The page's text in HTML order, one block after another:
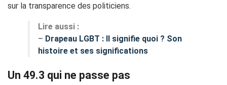
sur la transparence des politiciens.
Lire aussi :
– Drapeau LGBT : Il signifie quoi ? Son
histoire et ses significations
Un 49.3 qui ne passe pas